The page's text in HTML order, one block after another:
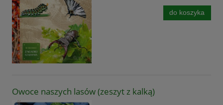
do koszyka
Owoce naszych lasów (zeszyt z kalką)